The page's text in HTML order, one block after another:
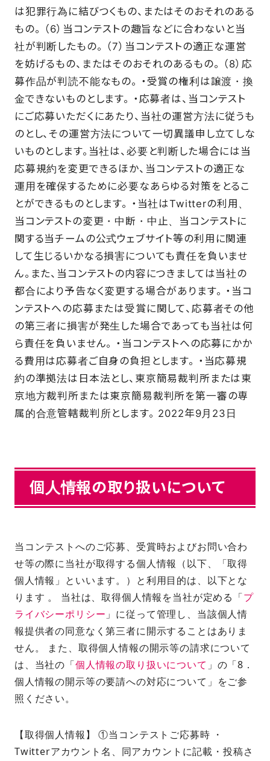
は犯罪行為に結びつくもの、またはそのおそれのある
もの。 （6）当コンテストの趣旨などに合わないと当
社が判断したもの。 （7）当コンテストの適正な運営
を妨げるもの、またはそのおそれのあるもの。 （8）応
募作品が判読不能なもの。 ・受賞の権利は譲渡・換
金できないものとします。 ・応募者は、当コンテスト
にご応募いただくにあたり、当社の運営方法に従うも
のとし、その運営方法について一切異議申し立てしな
いものとします。当社は、必要と判断した場合には当
応募規約を変更できるほか、当コンテストの適正な
運用を確保するために必要なあらゆる対策をとるこ
とができるものとします。 ・当社はTwitterの利用、
当コンテストの変更・中断・中止、当コンテストに
関する当チームの公式ウェブサイト等の利用に関連
して生じるいかなる損害についても責任を負いませ
ん。また、当コンテストの内容につきましては当社の
都合により予告なく変更する場合があります。 ・当コ
ンテストへの応募または受賞に関して、応募者その他
の第三者に損害が発生した場合であっても当社は何
ら責任を負いません。 ・当コンテストへの応募にかか
る費用は応募者ご自身の負担とします。 ・当応募規
約の準拠法は日本法とし、東京簡易裁判所または東
京地方裁判所または東京簡易裁判所を第一審の専
属的合意管轄裁判所とします。 2022年9月23日
個人情報の取り扱いについて
当コンテストへのご応募、受賞時およびお問い合わ
せ等の際に当社が取得する個人情報（以下、「取得
個人情報」といいます。）と利用目的は、以下とな
ります 。 当社は、取得個人情報を当社が定める「プ
ライバシーポリシー 」に従って管理し、当該個人情
報提供者の同意なく第三者に開示することはありま
せん。 また、取得個人情報の開示等の請求について
は、当社の「個人情報の取り扱いについて 」の「8．
個人情報の開示等の要請への対応について」をご参
照ください。
【取得個人情報】 ①当コンテストご応募時 ・
Twitterアカウント名、同アカウントに記載・投稿さ